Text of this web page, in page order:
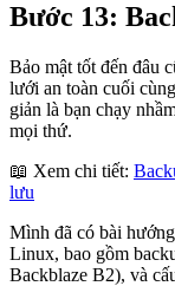
Bước 13:
Bảo mật tốt đến đâu
lưới an toàn cuối
giản là bạn chạy
mọi thứ.
📖 Xem chi tiết:
lưu
Mình đã có bài
Linux, bao gồm
Backblaze B2), và